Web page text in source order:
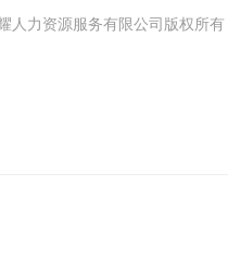
人力资源服务有限公司版权所有